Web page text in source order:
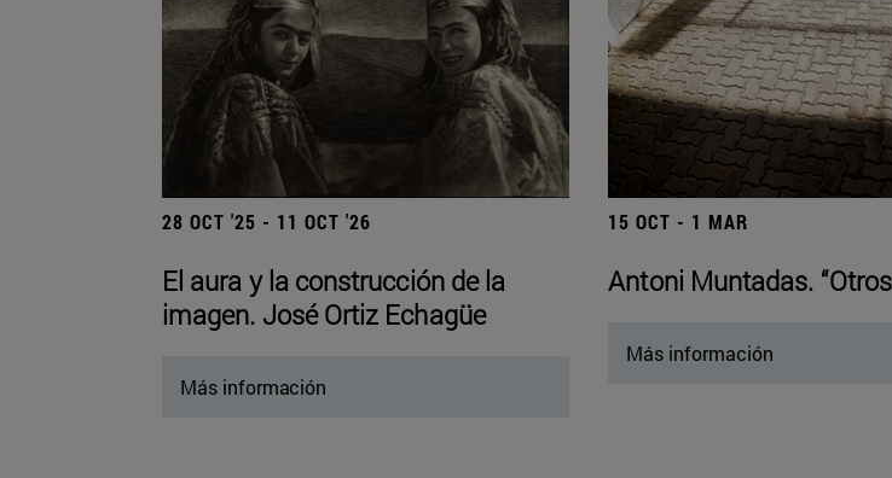
28 OCT '25 - 11 OCT '26
El aura y la construcción de la
imagen. José Ortiz Echagüe
Más información
15 OCT - 1 MAR
Antoni Muntadas.
Más información